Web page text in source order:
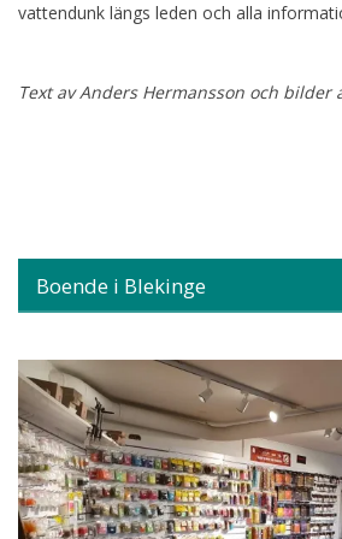
vattendunk längs leden och alla
Text av Anders Hermansson och bilder
Boende i Blekinge